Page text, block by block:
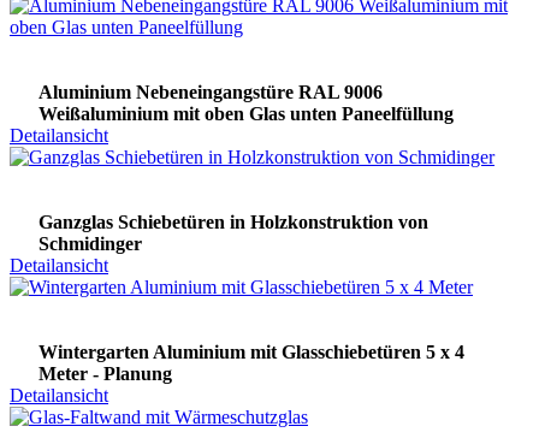
Aluminium Nebeneingangstüre RAL 9006
Weißaluminium mit oben Glas unten Paneelfüllung
Detailansicht
Ganzglas Schiebetüren in Holzkonstruktion von
Schmidinger
Detailansicht
Wintergarten Aluminium mit Glasschiebetüren 5 x 4
Meter - Planung
Detailansicht